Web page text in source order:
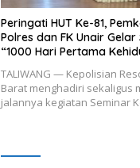
Peringati HUT Ke-81,
Polres dan FK Unair
“1000 Hari Pertama
TALIWANG — Kepolisian
Barat menghadiri sekaligus
jalannya kegiatan Seminar